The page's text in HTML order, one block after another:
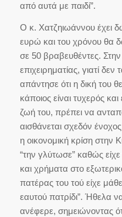
από αυτά με παιδί”.
Ο κ. Χατζηιωάννου έχει
ευρώ και του χρόνου θα
σε 50 βραβευθέντες. Στην
επιχειρηματίας, γιατί δεν
απάντησε ότι η δική του
κάποιος είναι τυχερός
ζωή του, πρέπει να
αισθάνεται σχεδόν
η οικονομική κρίση στην
“την γλύτωσε” καθώς είχε
και χρήματα στο
πατέρας του τού είχε
εαυτού πατρίδι”. Ήθελα
ανέφερε, σημειώνοντας